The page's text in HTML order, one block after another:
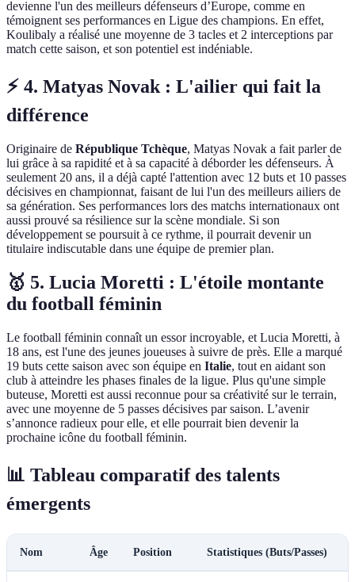
devienne l'un des meilleurs défenseurs d’Europe, comme en
témoignent ses performances en Ligue des champions. En effet,
Koulibaly a réalisé une moyenne de 3 tacles et 2 interceptions par
match cette saison, et son potentiel est indéniable.
⚡ 4. Matyas Novak : L'ailier qui fait la
différence
Originaire de République Tchèque, Matyas Novak a fait parler de
lui grâce à sa rapidité et à sa capacité à déborder les défenseurs. À
seulement 20 ans, il a déjà capté l'attention avec 12 buts et 10 passes
décisives en championnat, faisant de lui l'un des meilleurs ailiers de
sa génération. Ses performances lors des matchs internationaux ont
aussi prouvé sa résilience sur la scène mondiale. Si son
développement se poursuit à ce rythme, il pourrait devenir un
titulaire indiscutable dans une équipe de premier plan.
🥇 5. Lucia Moretti : L'étoile montante
du football féminin
Le football féminin connaît un essor incroyable, et Lucia Moretti, à
18 ans, est l'une des jeunes joueuses à suivre de près. Elle a marqué
19 buts cette saison avec son équipe en Italie, tout en aidant son
club à atteindre les phases finales de la ligue. Plus qu'une simple
buteuse, Moretti est aussi reconnue pour sa créativité sur le terrain,
avec une moyenne de 5 passes décisives par saison. L’avenir
s’annonce radieux pour elle, et elle pourrait bien devenir la
prochaine icône du football féminin.
📊 Tableau comparatif des talents
émergents
Nom Âge Position Statistiques (Buts/Passes)